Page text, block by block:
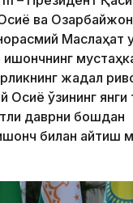
ва
Маслаҳат
ишончнинг
жадал
Осиё ўзининг янги
даврни бошдан
билан айтиш